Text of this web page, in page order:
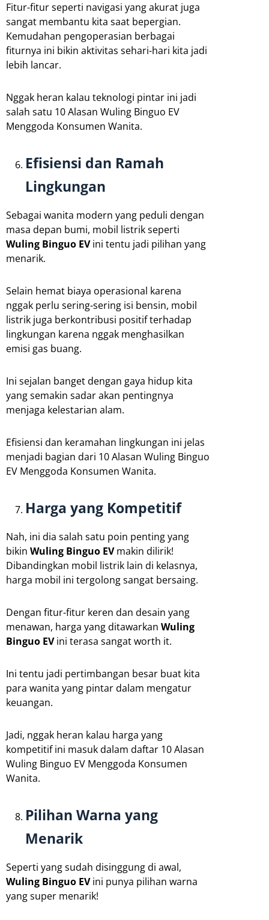
Fitur-fitur seperti navigasi yang akurat juga
sangat membantu kita saat bepergian.
Kemudahan pengoperasian berbagai
fiturnya ini bikin aktivitas sehari-hari kita jadi
lebih lancar.
Nggak heran kalau teknologi pintar ini jadi
salah satu 10 Alasan Wuling Binguo EV
Menggoda Konsumen Wanita.
Efisiensi dan Ramah
Lingkungan
Sebagai wanita modern yang peduli dengan
masa depan bumi, mobil listrik seperti
Wuling Binguo EVini tentu jadi pilihan yang
menarik.
Selain hemat biaya operasional karena
nggak perlu sering-sering isi bensin, mobil
listrik juga berkontribusi positif terhadap
lingkungan karena nggak menghasilkan
emisi gas buang.
Ini sejalan banget dengan gaya hidup kita
yang semakin sadar akan pentingnya
menjaga kelestarian alam.
Efisiensi dan keramahan lingkungan ini jelas
menjadi bagian dari 10 Alasan Wuling Binguo
EV Menggoda Konsumen Wanita.
Harga yang Kompetitif
Nah, ini dia salah satu poin penting yang
bikin Wuling Binguo EVmakin dilirik!
Dibandingkan mobil listrik lain di kelasnya,
harga mobil ini tergolong sangat bersaing.
Dengan fitur-fitur keren dan desain yang
menawan, harga yang ditawarkan Wuling
Binguo EVini terasa sangat worth it.
Ini tentu jadi pertimbangan besar buat kita
para wanita yang pintar dalam mengatur
keuangan.
Jadi, nggak heran kalau harga yang
kompetitif ini masuk dalam daftar 10 Alasan
Wuling Binguo EV Menggoda Konsumen
Wanita.
Pilihan Warna yang
Menarik
Seperti yang sudah disinggung di awal,
Wuling Binguo EVini punya pilihan warna
yang super menarik!